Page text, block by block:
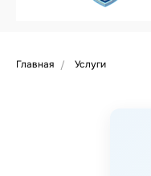
Главная / Услуги